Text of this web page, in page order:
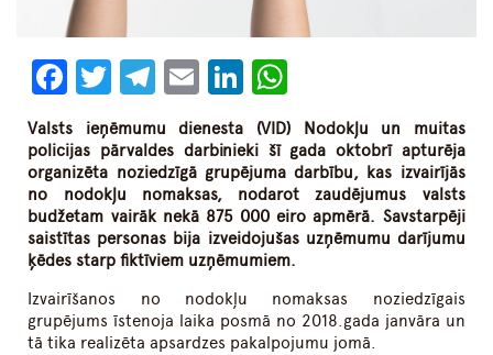
Facebook
Twitter
Telegram
EmailLinkedIn
Valsts ieņēmumu dienesta (VID) Nodokļu un muitas
policijas pārvaldes darbinieki šī gada oktobrī apturēja
organizēta noziedzīgā grupējuma darbību, kas izvairījās
no nodokļu nomaksas, nodarot zaudējumus valsts
budžetam vairāk nekā 875 000 eiro apmērā. Savstarpēji
saistītas personas bija izveidojušas uzņēmumu darījumu
ķēdes starp fiktīviem uzņēmumiem.
Izvairīšanos no nodokļu nomaksas noziedzīgais
grupējums īstenoja laika posmā no 2018.gada janvāra un
tā tika realizēta apsardzes pakalpojumu jomā.